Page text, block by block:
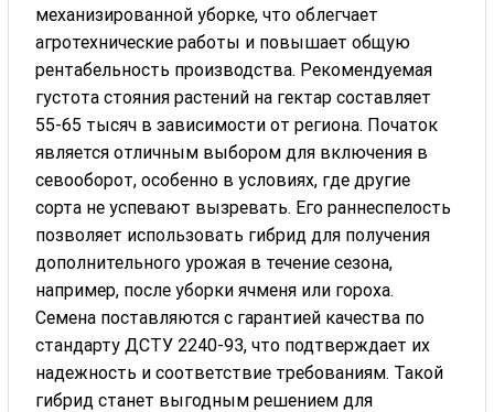
механизированной уборке, что облегчает
агротехнические работы и повышает общую
рентабельность производства. Рекомендуемая
густота стояния растений на гектар составляет
55-65 тысяч в зависимости от региона. Початок
является отличным выбором для включения в
севооборот, особенно в условиях, где другие
сорта не успевают вызревать. Его раннеспелость
позволяет использовать гибрид для получения
дополнительного урожая в течение сезона,
например, после уборки ячменя или гороха.
Семена поставляются с гарантией качества по
стандарту ДСТУ 2240-93, что подтверждает их
надежность и соответствие требованиям. Такой
гибрид станет выгодным решением для